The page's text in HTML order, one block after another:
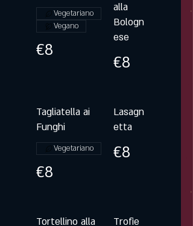
€8
Vegetariano
Vegano
alla
Bologn
ese
€8
Tagliatella ai
Funghi
€8
Vegetariano
Lasagn
etta
€8
Tortellino alla
Trofie